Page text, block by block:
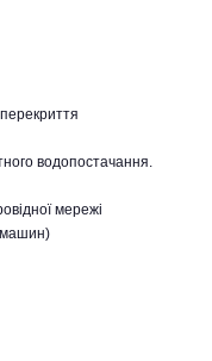
водопостачання.
мережі
машин)